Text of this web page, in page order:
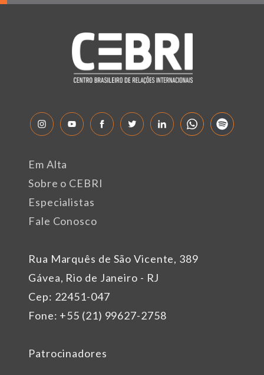
Rua Marquês de São Vicente, 389
Gávea, Rio de Janeiro - RJ
Cep: 22451-047
Fone: +55 (21) 99627-2758
Em Alta
Sobre o CEBRI
Especialistas
Fale Conosco
Patrocinadores